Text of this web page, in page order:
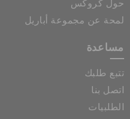
حول كروكس
لمحة عن مجموعة أباريل
مساعدة
تتبع طلبك
اتصل بنا
الطلبيات